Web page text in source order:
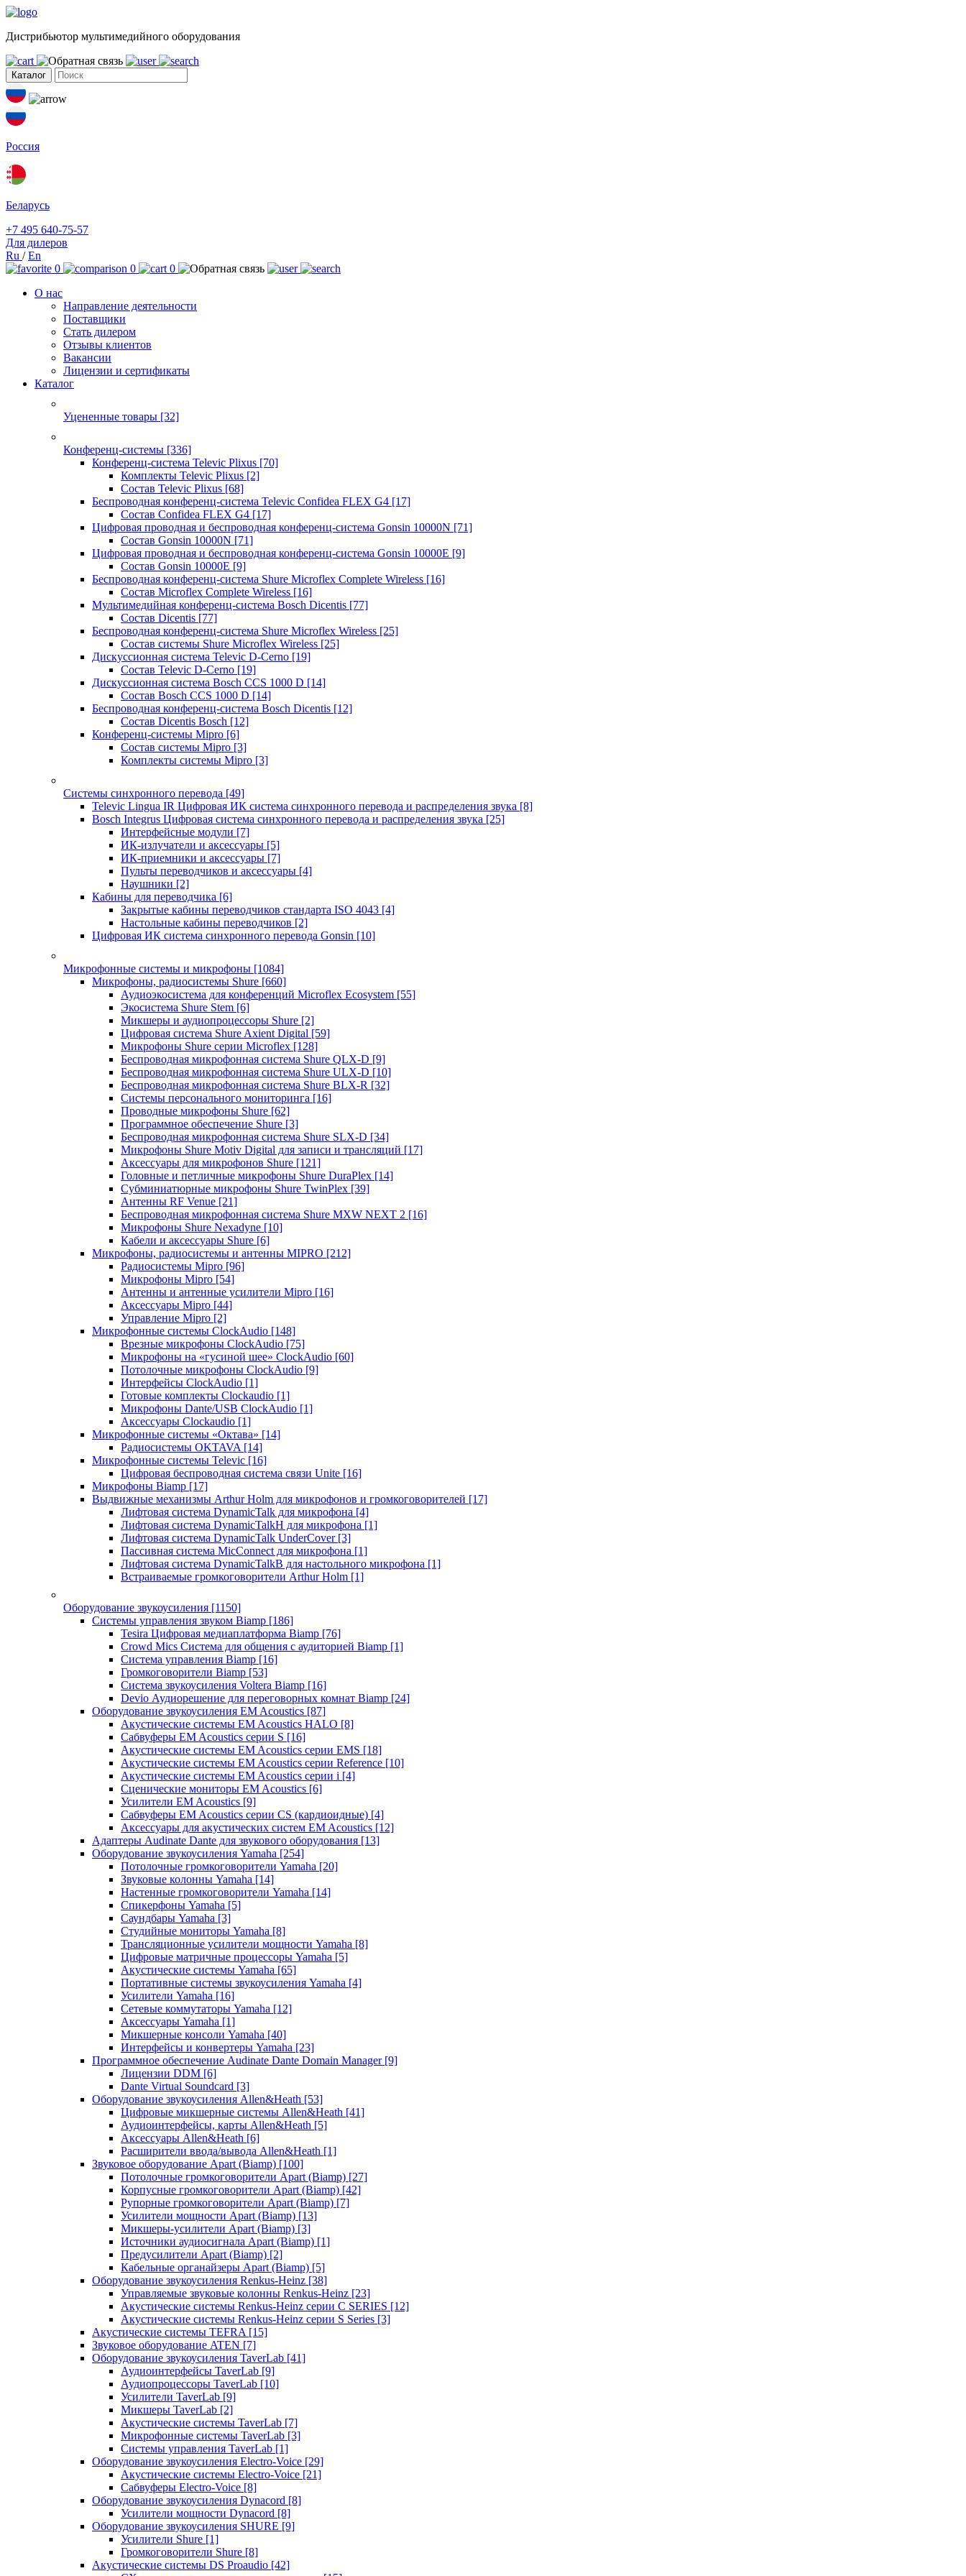
Дистрибьютор мультимедийного оборудования
Каталог
Россия
Беларусь
+7 495 640-75-57
Для дилеров
Ru /En
0
0
0
О нас
Направление деятельности
Поставщики
Стать дилером
Отзывы клиентов
Вакансии
Лицензии и сертификаты
Каталог
Уцененные товары [32]
Конференц-системы [336]
Конференц-система Televic Plixus [70]
Комплекты Televic Plixus [2]
Состав Televic Plixus [68]
Беспроводная конференц-система Televic Confidea FLEX G4 [17]
Состав Confidea FLEX G4 [17]
Цифровая проводная и беспроводная конференц-система Gonsin 10000N [71]
Состав Gonsin 10000N [71]
Цифровая проводная и беспроводная конференц-система Gonsin 10000E [9]
Состав Gonsin 10000E [9]
Беспроводная конференц-система Shure Microflex Complete Wireless [16]
Состав Microflex Complete Wireless [16]
Мультимедийная конференц-система Bosch Dicentis [77]
Состав Dicentis [77]
Беспроводная конференц-система Shure Microflex Wireless [25]
Состав системы Shure Microflex Wireless [25]
Дискуссионная система Televic D-Cerno [19]
Состав Televic D-Cerno [19]
Дискуссионная система Bosch CCS 1000 D [14]
Состав Bosch CCS 1000 D [14]
Беспроводная конференц-система Bosch Dicentis [12]
Состав Dicentis Bosch [12]
Конференц-системы Mipro [6]
Состав системы Mipro [3]
Комплекты системы Mipro [3]
Системы синхронного перевода [49]
Televic Lingua IR Цифровая ИК система синхронного перевода и распределения звука [8]
Bosch Integrus Цифровая система синхронного перевода и распределения звука [25]
Интерфейсные модули [7]
ИК-излучатели и аксессуары [5]
ИК-приемники и аксессуары [7]
Пульты переводчиков и аксессуары [4]
Наушники [2]
Кабины для переводчика [6]
Закрытые кабины переводчиков стандарта ISO 4043 [4]
Настольные кабины переводчиков [2]
Цифровая ИК система синхронного перевода Gonsin [10]
Микрофонные системы и микрофоны [1084]
Микрофоны, радиосистемы Shure [660]
Аудиоэкосистема для конференций Microflex Ecosystem [55]
Экосистема Shure Stem [6]
Микшеры и аудиопроцессоры Shure [2]
Цифровая система Shure Axient Digital [59]
Микрофоны Shure серии Microflex [128]
Беспроводная микрофонная система Shure QLX-D [9]
Беспроводная микрофонная система Shure ULX-D [10]
Беспроводная микрофонная система Shure BLX-R [32]
Системы персонального мониторинга [16]
Проводные микрофоны Shure [62]
Программное обеспечение Shure [3]
Беспроводная микрофонная система Shure SLX-D [34]
Микрофоны Shure Motiv Digital для записи и трансляций [17]
Аксессуары для микрофонов Shure [121]
Головные и петличные микрофоны Shure DuraPlex [14]
Субминиатюрные микрофоны Shure TwinPlex [39]
Антенны RF Venue [21]
Беспроводная микрофонная система Shure MXW NEXT 2 [16]
Микрофоны Shure Nexadyne [10]
Кабели и аксессуары Shure [6]
Микрофоны, радиосистемы и антенны MIPRO [212]
Радиосистемы Mipro [96]
Микрофоны Mipro [54]
Антенны и антенные усилители Mipro [16]
Аксессуары Mipro [44]
Управление Mipro [2]
Микрофонные системы ClockAudio [148]
Врезные микрофоны ClockAudio [75]
Микрофоны на «гусиной шее» ClockAudio [60]
Потолочные микрофоны ClockAudio [9]
Интерфейсы ClockAudio [1]
Готовые комплекты Clockaudio [1]
Микрофоны Dante/USB ClockAudio [1]
Аксессуары Clockaudio [1]
Микрофонные системы «Октава» [14]
Радиосистемы OKTAVA [14]
Микрофонные системы Televic [16]
Цифровая беспроводная система связи Unite [16]
Микрофоны Biamp [17]
Выдвижные механизмы Arthur Holm для микрофонов и громкоговорителей [17]
Лифтовая система DynamicTalk для микрофона [4]
Лифтовая система DynamicTalkH для микрофона [1]
Лифтовая система DynamicTalk UnderCover [3]
Пассивная система MicConnect для микрофона [1]
Лифтовая система DynamicTalkB для настольного микрофона [1]
Встраиваемые громкоговорители Arthur Holm [1]
Оборудование звукоусиления [1150]
Системы управления звуком Biamp [186]
Tesira Цифровая медиаплатформа Biamp [76]
Crowd Mics Система для общения с аудиторией Biamp [1]
Система управления Biamp [16]
Громкоговорители Biamp [53]
Система звукоусиления Voltera Biamp [16]
Devio Аудиорешение для переговорных комнат Biamp [24]
Оборудование звукоусиления EM Acoustics [87]
Акустические системы EM Acoustics HALO [8]
Сабвуферы EM Acoustics серии S [16]
Акустические системы EM Acoustics серии EMS [18]
Акустические системы EM Acoustics серии Reference [10]
Акустические системы EM Acoustics серии i [4]
Сценические мониторы EM Acoustics [6]
Усилители EM Acoustics [9]
Сабвуферы EM Acoustics серии CS (кардиоидные) [4]
Аксессуары для акустических систем EM Acoustics [12]
Адаптеры Audinate Dante для звукового оборудования [13]
Оборудование звукоусиления Yamaha [254]
Потолочные громкоговорители Yamaha [20]
Звуковые колонны Yamaha [14]
Настенные громкоговорители Yamaha [14]
Спикерфоны Yamaha [5]
Саундбары Yamaha [3]
Студийные мониторы Yamaha [8]
Трансляционные усилители мощности Yamaha [8]
Цифровые матричные процессоры Yamaha [5]
Акустические системы Yamaha [65]
Портативные системы звукоусиления Yamaha [4]
Усилители Yamaha [16]
Сетевые коммутаторы Yamaha [12]
Аксессуары Yamaha [1]
Микшерные консоли Yamaha [40]
Интерфейсы и конвертеры Yamaha [23]
Программное обеспечение Audinate Dante Domain Manager [9]
Лицензии DDM [6]
Dante Virtual Soundcard [3]
Оборудование звукоусиления Allen&Heath [53]
Цифровые микшерные системы Allen&Heath [41]
Аудиоинтерфейсы, карты Allen&Heath [5]
Аксессуары Allen&Heath [6]
Расширители ввода/вывода Allen&Heath [1]
Звуковое оборудование Apart (Biamp) [100]
Потолочные громкоговорители Apart (Biamp) [27]
Корпусные громкоговорители Apart (Biamp) [42]
Рупорные громкоговорители Apart (Biamp) [7]
Усилители мощности Apart (Biamp) [13]
Микшеры-усилители Apart (Biamp) [3]
Источники аудиосигнала Apart (Biamp) [1]
Предусилители Apart (Biamp) [2]
Кабельные органайзеры Apart (Biamp) [5]
Оборудование звукоусиления Renkus-Heinz [38]
Управляемые звуковые колонны Renkus-Heinz [23]
Акустические системы Renkus-Heinz серии C SERIES [12]
Акустические системы Renkus-Heinz серии S Series [3]
Акустические системы TEFRA [15]
Звуковое оборудование ATEN [7]
Оборудование звукоусиления TaverLab [41]
Аудиоинтерфейсы TaverLab [9]
Аудиопроцессоры TaverLab [10]
Усилители TaverLab [9]
Микшеры TaverLab [2]
Акустические системы TaverLab [7]
Микрофонные системы TaverLab [3]
Системы управления TaverLab [1]
Оборудование звукоусиления Electro-Voice [29]
Акустические системы Electro-Voice [21]
Сабвуферы Electro-Voice [8]
Оборудование звукоусиления Dynacord [8]
Усилители мощности Dynacord [8]
Оборудование звукоусиления SHURE [9]
Усилители Shure [1]
Громкоговорители Shure [8]
Акустические системы DS Proaudio [42]